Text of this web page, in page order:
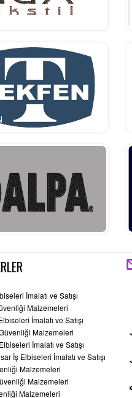
İmalatı ve Satışı
Malzemeleri
İmalatı ve Satışı
Malzemeleri
İmalatı ve Satışı
İş Elbiseleri İmalatı ve Satışı
Malzemeleri
Malzemeleri
Malzemeleri